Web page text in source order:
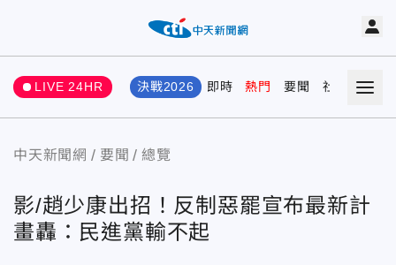
LIVE 24HR 決戰2026 即時 熱門 要聞 社會 娛樂
中天新聞網 要聞 總覽
影/趙少康出招！反制惡罷宣布最新計
畫轟：民進黨輸不起